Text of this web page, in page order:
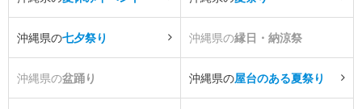
沖縄県の七夕祭り 沖縄県の縁日・納涼祭
沖縄県の盆踊り 沖縄県の屋台のある夏祭り